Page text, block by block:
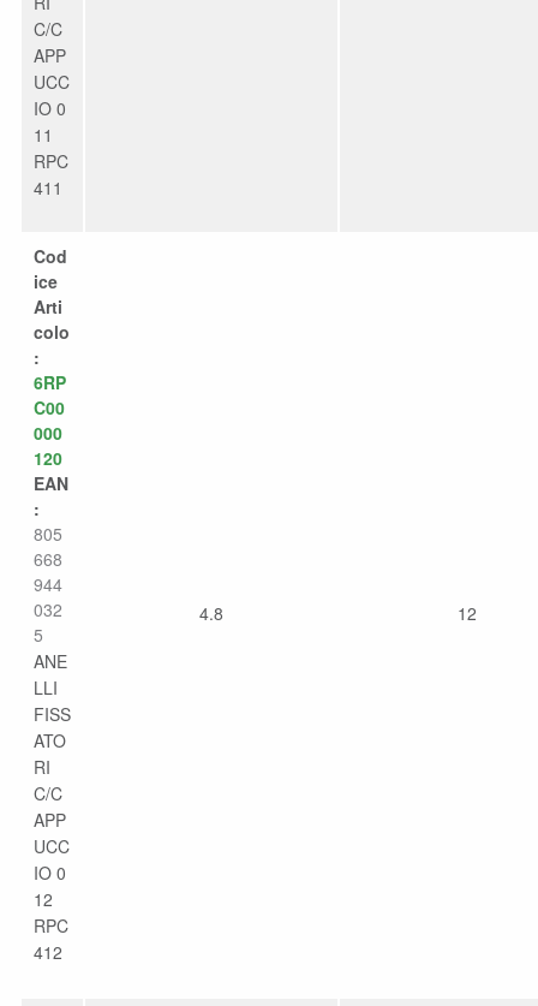
C/C
APP
UCC
IO 0
11
RPC
411
Cod
ice
Arti
colo
:
6RP
C00
000
120
EAN
:
805
668
944
032
5
ANE
LLI
FISS
ATO
RI
C/C
APP
UCC
IO 0
12
RPC
412
4.8 12